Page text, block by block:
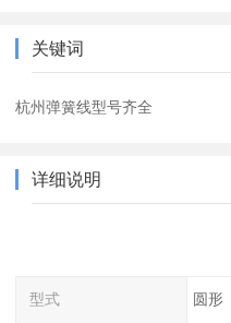
关键词
杭州弹簧线型号齐全
详细说明
型式 圆形